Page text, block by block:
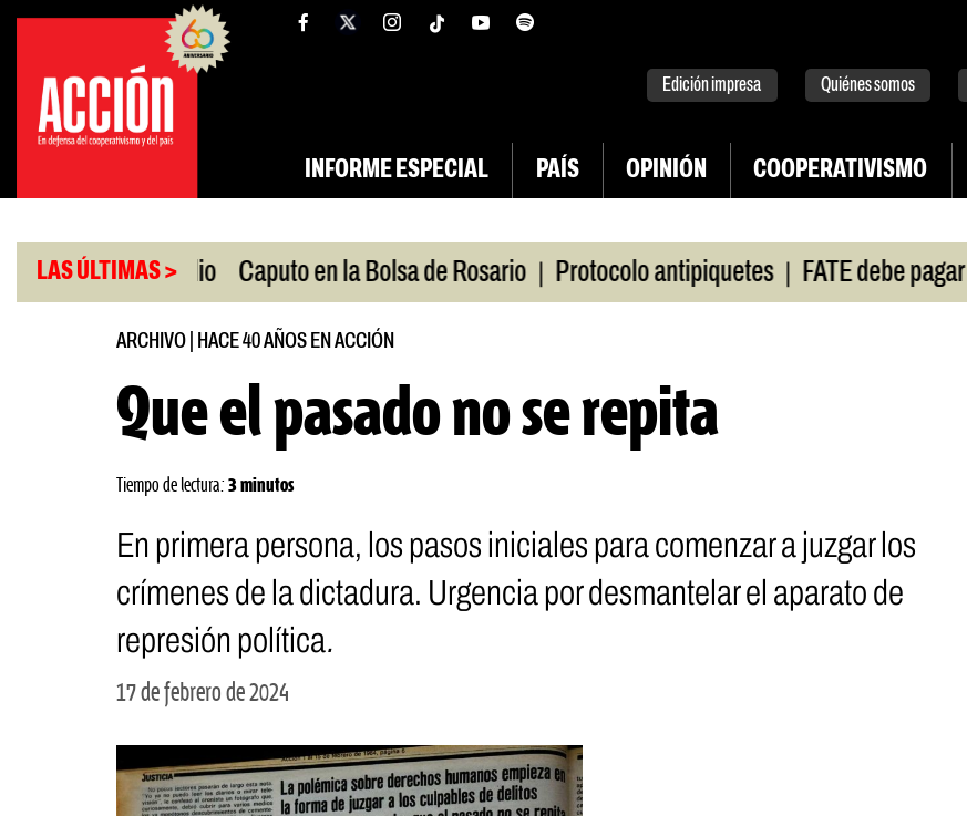
Saltar
contenido
facebooktwitterinstagram
Edición impresa Quiénes somos
INFORME ESPECIAL PAÍS OPINIÓN COOPERATIVISMO
LAS ÚLTIMAS >
Medio Caputo en la Bolsa de Rosario | Protocolo antipiquetes | FATE debe pagar salarios
ARCHIVO| HACE 40 AÑOS EN ACCIÓN
Que el pasado no se repita
Tiempo de lectura: 3 minutos
En primera persona, los pasos iniciales para comenzar a juzgar los
crímenes de la dictadura. Urgencia por desmantelar el aparato de
represión política.
17 de febrero de 2024